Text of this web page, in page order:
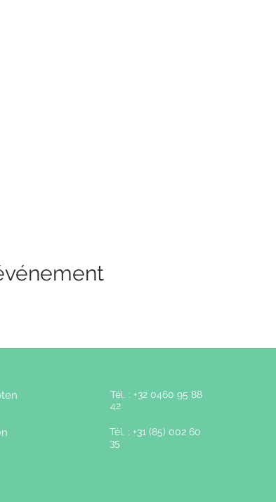
Tél. : +32 0460 95 88
42
Tél. : +31 (85) 002 60
35